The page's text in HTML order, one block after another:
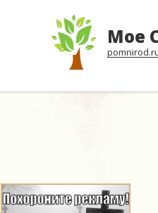
Мое